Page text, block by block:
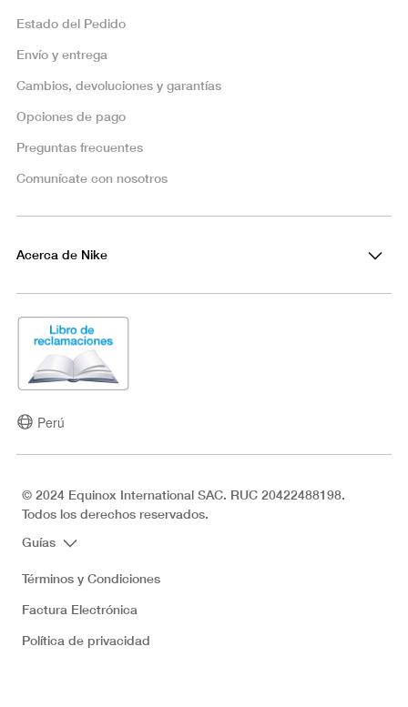
Estado del Pedido
Envío y entrega
Cambios, devoluciones y garantías
Opciones de pago
Preguntas frecuentes
Comunícate con nosotros
Acerca de Nike
Perú
© 2024 Equinox International SAC. RUC 20422488198.
Todos los derechos reservados.
Guías
Términos y Condiciones
Factura Electrónica
Política de privacidad